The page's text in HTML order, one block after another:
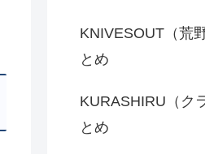
KNIVESOUT（荒
とめ
KURASHIRU（ク
とめ